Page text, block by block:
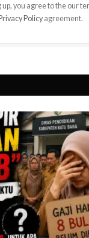
up, you agree to the our
Privacy Policy agreement.